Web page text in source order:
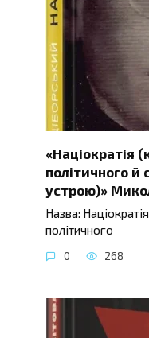
«Націократія
політичного й
устрою)»
Назва:
політичного
0 268